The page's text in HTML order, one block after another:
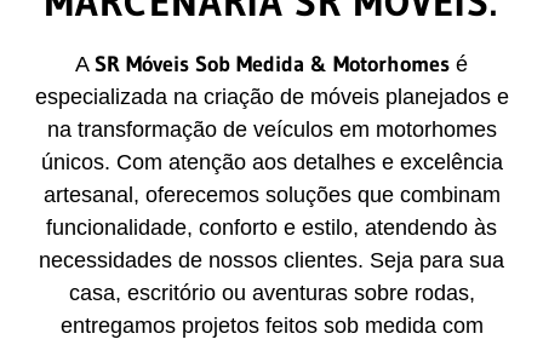
A SR Móveis Sob Medida & Motorhomes é
especializada na criação de móveis planejados e
na transformação de veículos em motorhomes
únicos. Com atenção aos detalhes e excelência
artesanal, oferecemos soluções que combinam
funcionalidade, conforto e estilo, atendendo às
necessidades de nossos clientes. Seja para sua
casa, escritório ou aventuras sobre rodas,
entregamos projetos feitos sob medida com